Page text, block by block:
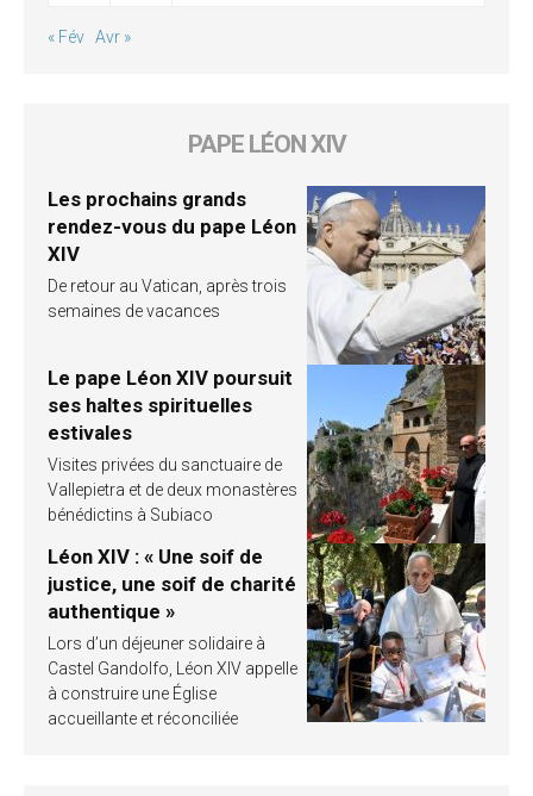
« Fév Avr »
PAPE LÉON XIV
Les prochains grands
rendez-vous du pape Léon
XIV
De retour au Vatican, après trois
semaines de vacances
Le pape Léon XIV poursuit
ses haltes spirituelles
estivales
Visites privées du sanctuaire de
Vallepietra et de deux monastères
bénédictins à Subiaco
Léon XIV : « Une soif de
justice, une soif de charité
authentique »
Lors d’un déjeuner solidaire à
Castel Gandolfo, Léon XIV appelle
à construire une Église
accueillante et réconciliée